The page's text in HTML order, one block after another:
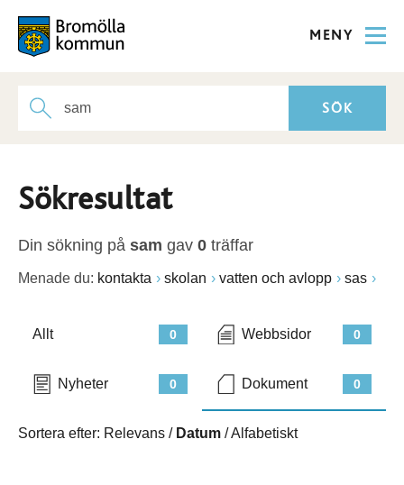
MENY
Sökresultat
Din sökning på sam gav 0 träffar
Menade du: kontakta skolan vatten och avlopp sas
0
Allt 0
Webbsidor
0
Nyheter 0
Dokument
Sortera efter: Relevans / Datum /Alfabetiskt